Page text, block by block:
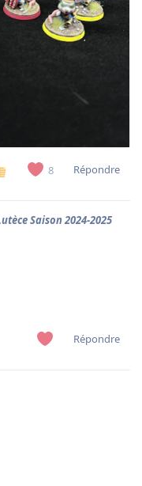
8 Répondre
Saison 2024-2025
Répondre